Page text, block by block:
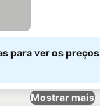
para ver os preços
Mostrar mais